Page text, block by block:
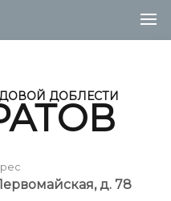
ДОБЛЕСТИ
д. 78